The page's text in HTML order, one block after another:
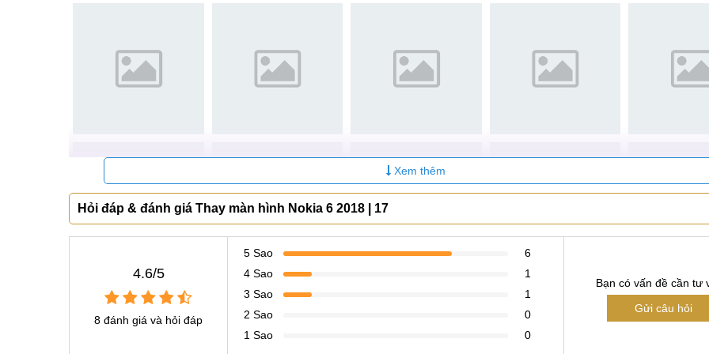
1. Tuổi đời kinh nghiệm dài lâu
Linh kiện thay màn hình Nokia 6 được nhập khẩu chính hãng, có nguồn gốc xuất xứ rõ ràng, có tem bảo
lượng tốt, còn zin mới100%.
3. Nhân sự có chuyên môn
Sở hữu đội ngũ nhân viên trẻ trung, tay nghềsửa chữa điện thoại Nokia
chuyên môn cao, được đào tạo bài
khắc phục hầu hết mọi lỗi của điện thoại.
4. Điều kiện vật chất tốt
Có sự hỗ trợ của máy móc, thiết bị hiện đại, đảm bảo quá trình thay thế nhanh chóng, không bong keo sủi
Xem thêm
Hỏi đáp & đánh giá Thay màn hình Nokia 6 2018 | 17
4.6/5
8 đánh giá và hỏi đáp
5 Sao
6
4 Sao
1
3 Sao
1
2 Sao
0
1 Sao
0
Bạn có vấn đề cần tư
Gửi câu hỏi